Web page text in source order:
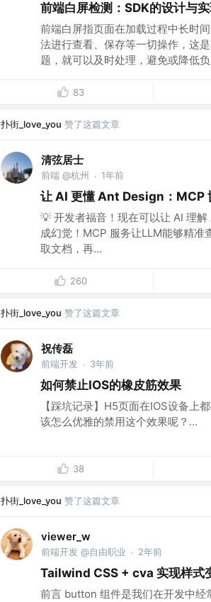
前端白屏检测：SDK的设计与
前端白屏指页面在加载过程中长时
法进行查看、保存等一切操作，这
题，就可以及时处理，避免或降低
83
扑街_love_you 赞了这篇文章
清弦居士
前端 @杭州 · 1年前
让 AI 更懂 Ant Design：MCP
💡 开发者福音！现在可以让 AI 理
成幻觉！MCP 服务让LLM能够精准
取文档，再...
260
扑街_love_you 赞了这篇文章
祝传磊
前端开发 · 3年前
如何禁止IOS的橡皮筋效果
【踩坑记录】H5页面在IOS设备上
该怎么优雅的禁用这个效果呢？...
38
扑街_love_you 赞了这篇文章
viewer_w
前端开发 @自由职业 · 2年前
Tailwind CSS + cva 实现样式
前言 button 组件是我们在开发中经